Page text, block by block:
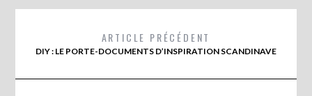
ARTICLE PRÉCÉDENT
DIY : LE PORTE-DOCUMENTS D’INSPIRATION SCANDINAVE